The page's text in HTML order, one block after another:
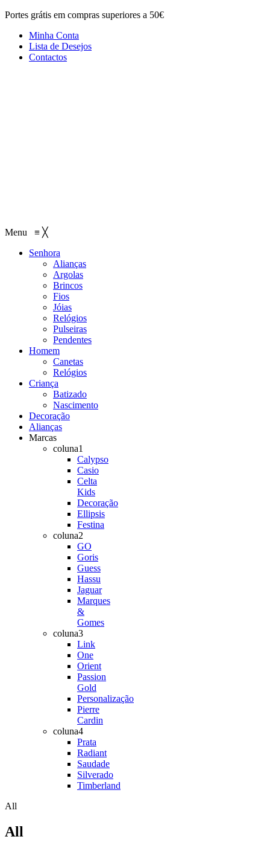
Portes grátis em compras superiores a 50€
Minha Conta
Lista de Desejos
Contactos
Menu ≡ ╳
Senhora
Alianças
Argolas
Brincos
Fios
Jóias
Relógios
Pulseiras
Pendentes
Homem
Canetas
Relógios
Criança
Batizado
Nascimento
Decoração
Alianças
Marcas
coluna1
Calypso
Casio
Celta
Kids
Decoração
Ellipsis
Festina
coluna2
GO
Goris
Guess
Hassu
Jaguar
Marques
&
Gomes
coluna3
Link
One
Orient
Passion
Gold
Personalização
Pierre
Cardin
coluna4
Prata
Radiant
Saudade
Silverado
Timberland
All
All